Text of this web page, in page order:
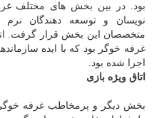
بود. در بین بخش های مختلف
نویسان و توسعه دهندگان نرم
متخصصان این بخش قرار گرفت.
غرفه خوگر بود كه با ایده
اجرا شده بود.
اتاق ویژه بازی
بخش دیگر و پرمخاطب غرفه خوگر،